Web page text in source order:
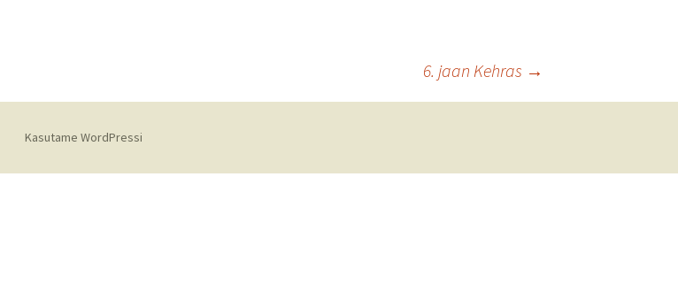
6. jaan Kehras →
Kasutame WordPressi